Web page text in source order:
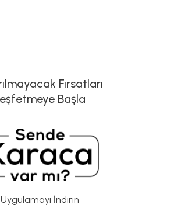
Fırsatları
Başla
Uygulamayı İndirin